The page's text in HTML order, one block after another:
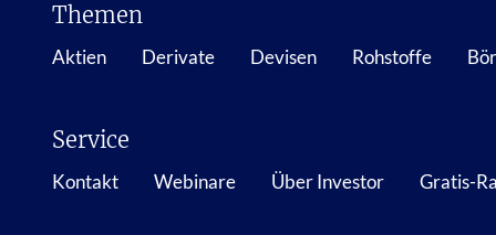
Themen
Aktien Derivate Devisen Rohstoffe
Service
Kontakt Webinare Über Investor Gratis-